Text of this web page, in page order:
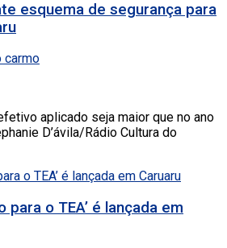
esquema de segurança para
carmo
aplicado seja maior que no ano
D’ávila/Rádio Cultura do
para o TEA’ é lançada em